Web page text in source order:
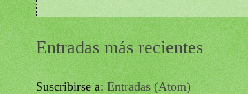
Entradas más recientes
Suscribirse a:Entradas (Atom)